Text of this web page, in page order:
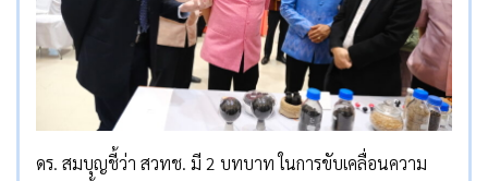
ดร. สมบุญชี้ว่า สวทช. มี 2 บทบาท ในการขับเคลื่อนความ